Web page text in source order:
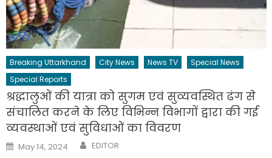
Breaking Uttarkhand City News News TV
Special News
Special Reports
श्रद्धालुओं की यात्रा को सुगम एवं सुव्यवस्थित ढंग से
संचालित करने के लिए विभिन्न विभागों द्वारा की गई
व्यवस्थाओं एवं सुविधाओं का विवरण
Posted
on
May 14, 2024 Author
EDITOR